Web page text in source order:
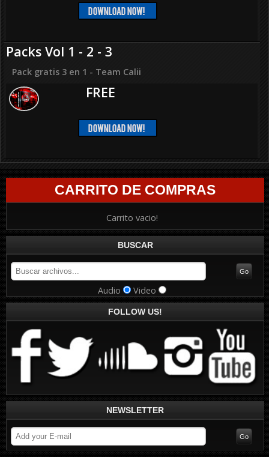
Packs Vol 1 - 2 - 3
Pack gratis 3 en 1 - Team Calii
FREE
CARRITO DE COMPRAS
Carrito vacio!
BUSCAR
Audio Video
FOLLOW US!
NEWSLETTER